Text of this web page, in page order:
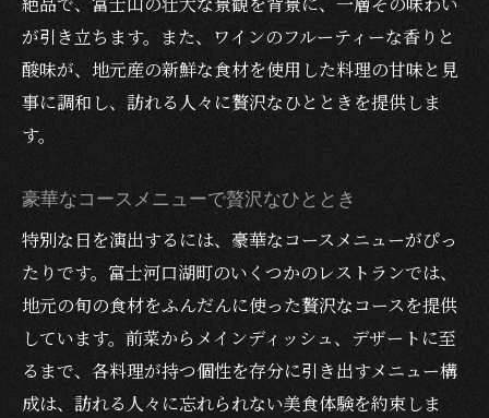
が引き立ちます。また、ワインのフルーティーな香りと
酸味が、地元産の新鮮な食材を使用した料理の甘味と見
事に調和し、訪れる人々に贅沢なひとときを提供しま
す。
豪華なコースメニューで贅沢なひととき
特別な日を演出するには、豪華なコースメニューがぴっ
たりです。富士河口湖町のいくつかのレストランでは、
地元の旬の食材をふんだんに使った贅沢なコースを提供
しています。前菜からメインディッシュ、デザートに至
るまで、各料理が持つ個性を存分に引き出すメニュー構
成は、訪れる人々に忘れられない美食体験を約束しま